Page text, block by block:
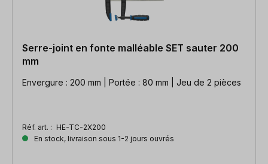
Serre-joint en fonte malléable SET sauter 200
mm
Envergure : 200 mm | Portée : 80 mm | Jeu de 2 pièces
Réf. art. : HE-TC-2X200
En stock, livraison sous 1-2 jours ouvrés